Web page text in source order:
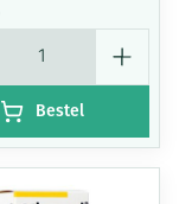
Bestel